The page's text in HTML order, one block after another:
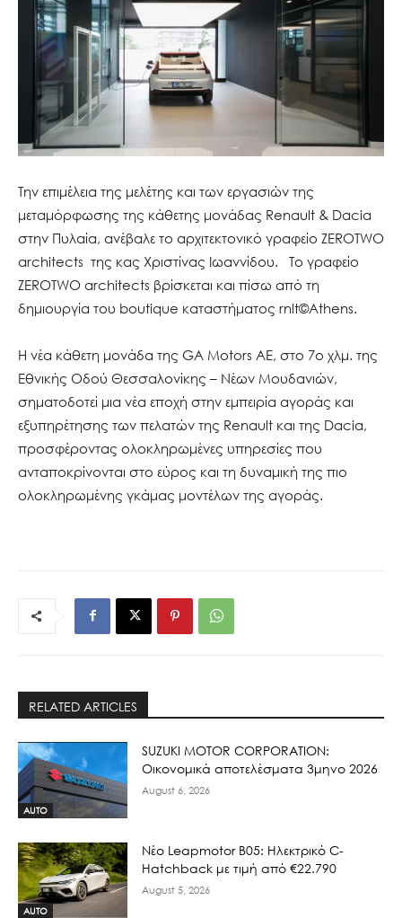
Την επιμέλεια της μελέτης και των εργασιών της
μεταμόρφωσης της κάθετης μονάδας Renault & Dacia
στην Πυλαία, ανέβαλε το αρχιτεκτονικό γραφείο ZEROTWO
architects της κας Χριστίνας Ιωαννίδου. Το γραφείο
ZEROTWO architects βρίσκεται και πίσω από τη
δημιουργία του boutique καταστήματος rnlt©Athens.
Η νέα κάθετη μονάδα της GA Motors ΑΕ, στο 7ο χλμ. της
Εθνικής Οδού Θεσσαλονίκης – Νέων Μουδανιών,
σηματοδοτεί μια νέα εποχή στην εμπειρία αγοράς και
εξυπηρέτησης των πελατών της Renault και της Dacia,
προσφέροντας ολοκληρωμένες υπηρεσίες που
ανταποκρίνονται στο εύρος και τη δυναμική της πιο
ολοκληρωμένης γκάμας μοντέλων της αγοράς.
RELATED ARTICLES
AUTO
SUZUKI MOTOR CORPORATION:
Οικονομικά αποτελέσματα 3μηνο 2026
August 6, 2026
AUTO
Νέο Leapmotor B05: Ηλεκτρικό C-
Hatchback με τιμή από €22.790
August 5, 2026